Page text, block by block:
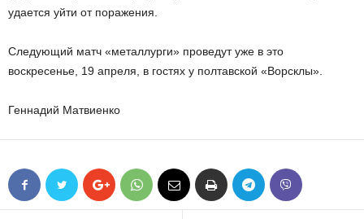
удается уйти от поражения.
Следующий матч «металлурги» проведут уже в это
воскресенье, 19 апреля, в гостях у полтавской «Ворсклы».
Геннадий Матвиенко